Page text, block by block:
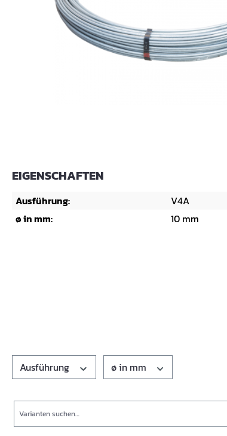
EIGENSCHAFTEN
Ausführung:
V4A
ø in mm:
10 mm
Ausführung ø in mm